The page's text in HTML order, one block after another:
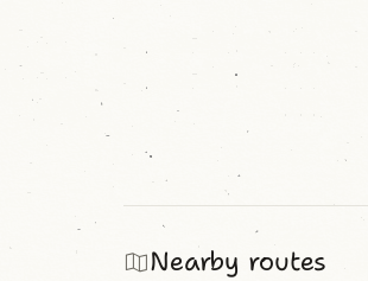
Nearby routes